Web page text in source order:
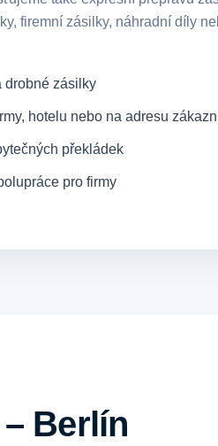
firemní zásilky, náhradní díly
drobné zásilky
hotelu nebo na adresu
překládek
pro firmy
Berlín